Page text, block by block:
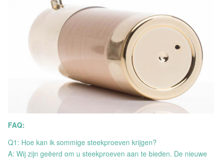
FAQ:
Q1: Hoe kan ik sommige steekproeven krijgen?
A: Wij zijn geëerd om u steekproeven aan te bieden. De nieuwe